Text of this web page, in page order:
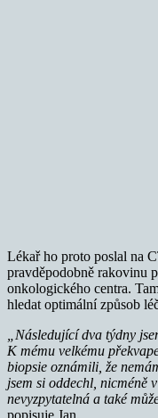
Lékař ho proto poslal na
pravděpodobně rakovinu
onkologického centra.
hledat optimální způsob
„Následující dva týdny
K mému velkému
biopsie oznámili, že
jsem si oddechl, nicméně
nevyzpytatelná a také
popisuje Jan.